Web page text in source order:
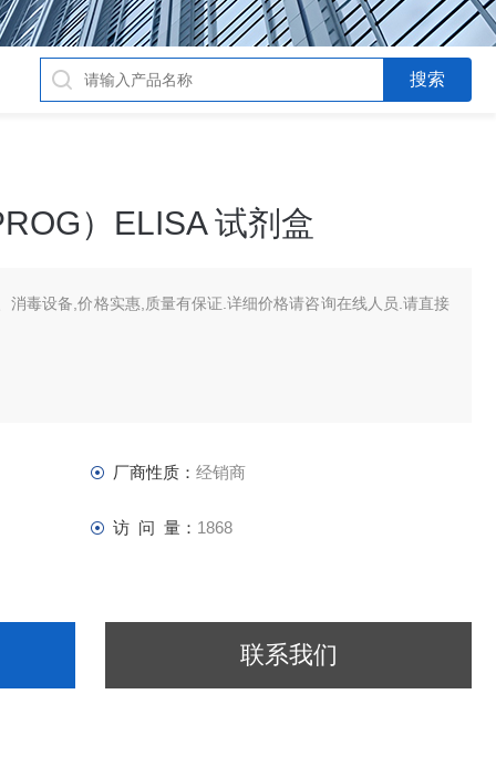
）ELISA 试剂盒
消毒设备,价格实惠,质量有保证.详细价格请咨询在线人员.请直接
厂商性质： 经销商
访 问 量： 1868
联系我们